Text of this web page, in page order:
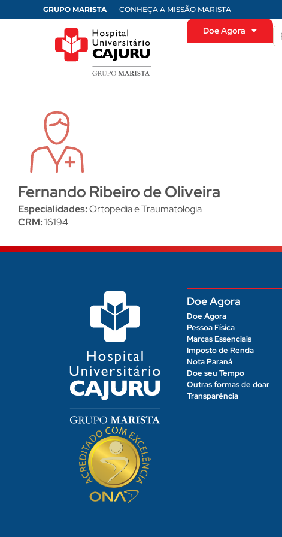
GRUPO MARISTA CONHEÇA A MISSÃO MARISTA
Doe Agora
Fernando Ribeiro de Oliveira
Especialidades:Ortopedia e Traumatologia
CRM:16194
Doe Agora
Doe Agora
Pessoa Física
Marcas Essenciais
Imposto de Renda
Nota Paraná
Doe seu Tempo
Outras formas de doar
Transparência